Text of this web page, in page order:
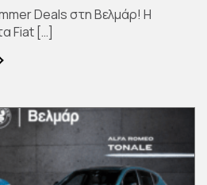
Deals στη Βελμάρ! Η
Fiat […]